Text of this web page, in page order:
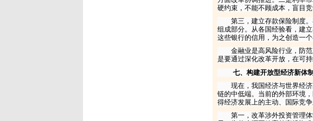
硬约束，不能不顾成本，盲目竞
第三，建立存款保险制度
组成部分。从各国经验看，建
这些银行的信用，为之创造一
金融业是高风险行业，防
是要通过深化改革开放，在可
七、构建开放型经济新体制
现在，我国经济与世界经
链的中低端。当前的外部环境
得经济发展上的主动、国际竞争
第一，改革涉外投资管理